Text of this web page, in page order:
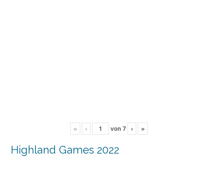
« ‹ von 7 › »
Highland Games 2022